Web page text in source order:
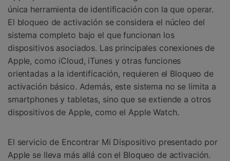
única herramienta de identificación con la que operar.
El bloqueo de activación se considera el núcleo del
sistema completo bajo el que funcionan los
dispositivos asociados. Las principales conexiones de
Apple, como iCloud, iTunes y otras funciones
orientadas a la identificación, requieren el Bloqueo de
activación básico. Además, este sistema no se limita a
smartphones y tabletas, sino que se extiende a otros
dispositivos de Apple, como el Apple Watch.
El servicio de Encontrar Mi Dispositivo presentado por
Apple se lleva más allá con el Bloqueo de activación.